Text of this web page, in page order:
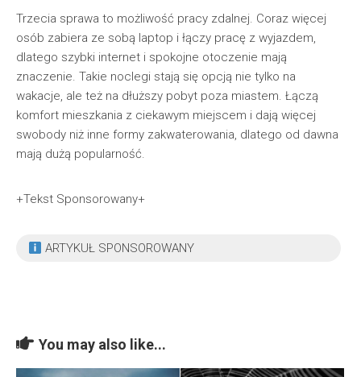
Trzecia sprawa to możliwość pracy zdalnej. Coraz więcej
osób zabiera ze sobą laptop i łączy pracę z wyjazdem,
dlatego szybki internet i spokojne otoczenie mają
znaczenie. Takie noclegi stają się opcją nie tylko na
wakacje, ale też na dłuższy pobyt poza miastem. Łączą
komfort mieszkania z ciekawym miejscem i dają więcej
swobody niż inne formy zakwaterowania, dlatego od dawna
mają dużą popularność.
+Tekst Sponsorowany+
ARTYKUŁ SPONSOROWANY
You may also like...